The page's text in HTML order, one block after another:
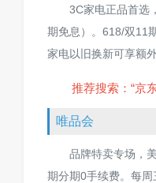
3C家电正品首选
期免息）。618/双11
家电以旧换新可享额外
推荐搜索：“京
唯品会
品牌特卖专场，
期分期0手续费。每周